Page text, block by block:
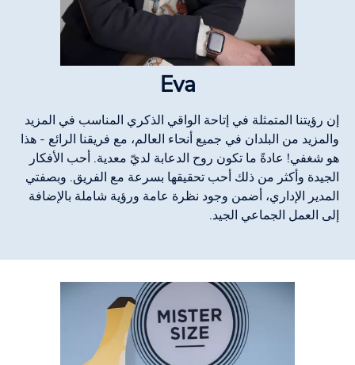
Eva
إن رؤيتنا المتمثلة في إتاحة الواقي الذكري المناسب في المزيد
والمزيد من البلدان في جميع أنحاء العالم، مع فريقنا الرائع - هذا
هو شغفي! عادةً ما تكون روح الدعابة لديّ معدية. أحب الأفكار
الجيدة وأكثر من ذلك أحب تحقيقها بسرعة مع الفريق. وبصفتي
المدير الإداري، أضمن وجود نظرة عامة ورؤية شاملة بالإضافة
إلى العمل الجماعي الجيد.